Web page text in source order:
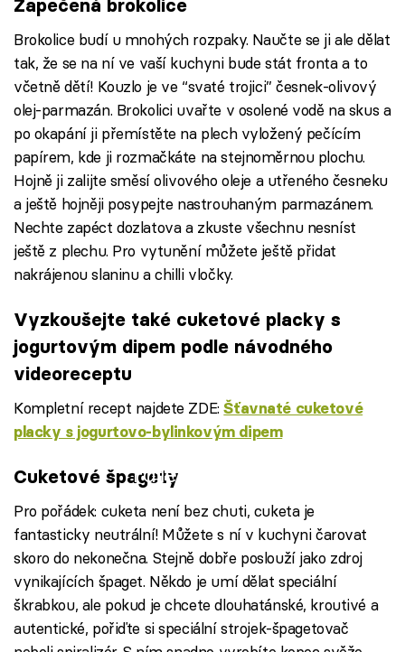
Zapečená brokolice
Brokolice budí u mnohých rozpaky. Naučte se ji ale dělat
tak, že se na ní ve vaší kuchyni bude stát fronta a to
včetně dětí! Kouzlo je ve “svaté trojici” česnek-olivový
olej-parmazán. Brokolici uvařte v osolené vodě na skus a
po okapání ji přemístěte na plech vyložený pečícím
papírem, kde ji rozmačkáte na stejnoměrnou plochu.
Hojně ji zalijte směsí olivového oleje a utřeného česneku
a ještě hojněji posypejte nastrouhaným parmazánem.
Nechte zapéct dozlatova a zkuste všechnu nesníst
ještě z plechu. Pro vytunění můžete ještě přidat
nakrájenou slaninu a chilli vločky.
Vyzkoušejte také cuketové placky s
jogurtovým dipem podle návodného
videoreceptu
Kompletní recept najdete ZDE:Šťavnaté cuketové
placky s jogurtovo-bylinkovým dipem
Failed to fetch
Cuketové špagety
Pro pořádek: cuketa není bez chuti, cuketa je
fantasticky neutrální! Můžete s ní v kuchyni čarovat
skoro do nekonečna. Stejně dobře poslouží jako zdroj
vynikajících špaget. Někdo je umí dělat speciální
škrabkou, ale pokud je chcete dlouhatánské, kroutivé a
autentické, pořiďte si speciální strojek-špagetovač